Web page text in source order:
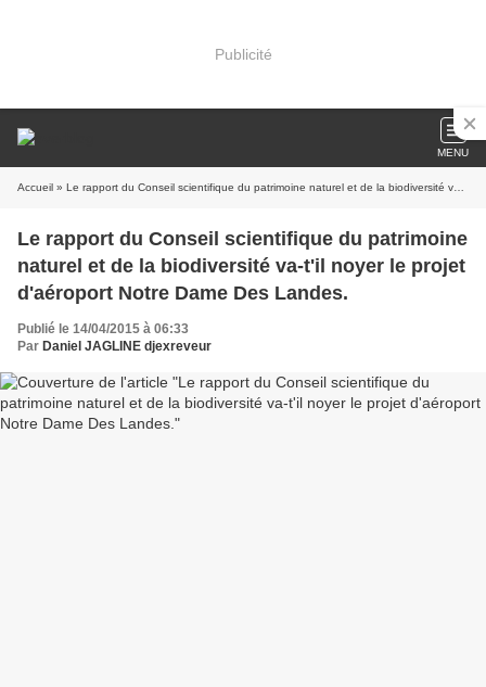
Publicité
MENU
Accueil » Le rapport du Conseil scientifique du patrimoine naturel et de la biodiversité va-t'il noyer le projet d'aéroport Notre Dame Des Landes.
Le rapport du Conseil scientifique du patrimoine
naturel et de la biodiversité va-t'il noyer le projet
d'aéroport Notre Dame Des Landes.
Publié le 14/04/2015 à 06:33
Par Daniel JAGLINE djexreveur